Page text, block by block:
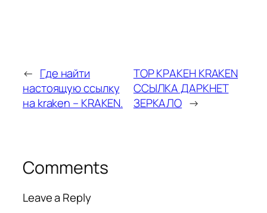
← Где найти
настоящую ссылку
на kraken – KRAKEN.
ТОР КРАКЕН KRAKEN
ССЫЛКА ДАРКНЕТ
ЗЕРКАЛО →
Comments
Leave a Reply